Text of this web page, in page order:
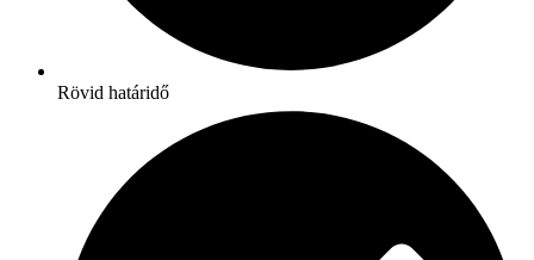
Rövid határidő